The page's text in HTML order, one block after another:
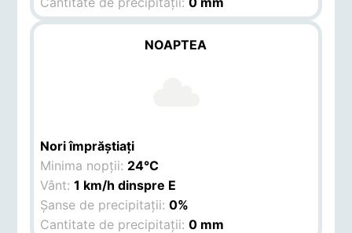
NOAPTEA
Nori împrăștiați
Minima nopții: 24°C
Vânt:1 km/h dinspre E
Șanse de precipitații:0%
Cantitate de precipitații:0 mm